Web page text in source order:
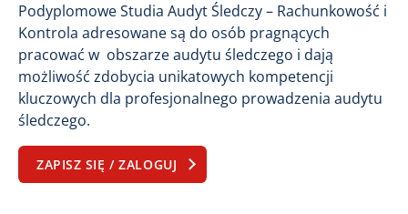
Podyplomowe Studia Audyt Śledczy – Rachunkowość i
Kontrola adresowane są do osób pragnących
pracować w obszarze audytu śledczego i dają
możliwość zdobycia unikatowych kompetencji
kluczowych dla profesjonalnego prowadzenia audytu
śledczego.
ZAPISZ SIĘ / ZALOGUJ